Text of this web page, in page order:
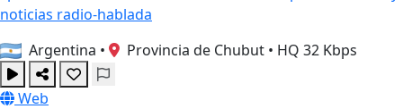
noticias radio-hablada
Argentina • Provincia de Chubut • HQ 32 Kbps
Web